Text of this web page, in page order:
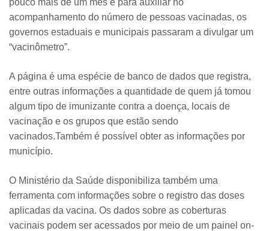
acompanhamento do número de pessoas vacinadas, os
governos estaduais e municipais passaram a divulgar um
“vacinômetro”.
A página é uma espécie de banco de dados que registra,
entre outras informações a quantidade de quem já tomou
algum tipo de imunizante contra a doença, locais de
vacinação e os grupos que estão sendo
vacinados.Também é possível obter as informações por
município.
O Ministério da Saúde disponibiliza também uma
ferramenta com informações sobre o registro das doses
aplicadas da vacina. Os dados sobre as coberturas
vacinais podem ser acessados por meio de um painel on-